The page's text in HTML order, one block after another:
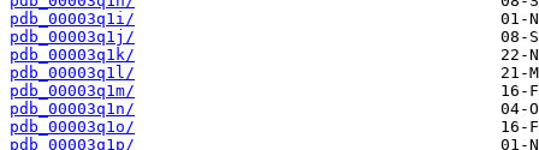
pdb_00003q1i/
pdb_00003q1j/
pdb_00003q1k/
pdb_00003q1l/
pdb_00003q1m/
pdb_00003q1n/
pdb_00003q1o/
pdb_00003q1p/